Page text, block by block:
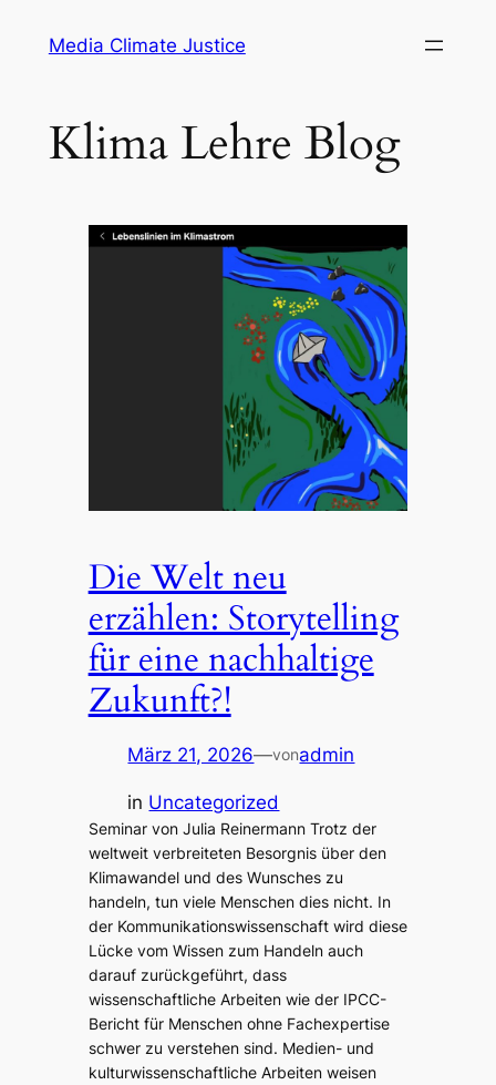
InhaltMedia Climate Justice
Klima Lehre Blog
Die Welt neu
erzählen: Storytelling
für eine nachhaltige
Zukunft?!
März 21, 2026—vonadmin
in Uncategorized
Seminar von Julia Reinermann Trotz der
weltweit verbreiteten Besorgnis über den
Klimawandel und des Wunsches zu
handeln, tun viele Menschen dies nicht. In
der Kommunikationswissenschaft wird diese
Lücke vom Wissen zum Handeln auch
darauf zurückgeführt, dass
wissenschaftliche Arbeiten wie der IPCC-
Bericht für Menschen ohne Fachexpertise
schwer zu verstehen sind. Medien- und
kulturwissenschaftliche Arbeiten weisen